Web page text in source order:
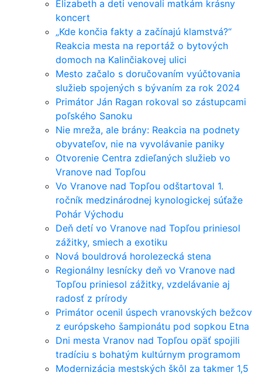
Elizabeth a deti venovali matkám krásny
koncert
„Kde končia fakty a začínajú klamstvá?“
Reakcia mesta na reportáž o bytových
domoch na Kalinčiakovej ulici
Mesto začalo s doručovaním vyúčtovania
služieb spojených s bývaním za rok 2024
Primátor Ján Ragan rokoval so zástupcami
poľského Sanoku
Nie mreža, ale brány: Reakcia na podnety
obyvateľov, nie na vyvolávanie paniky
Otvorenie Centra zdieľaných služieb vo
Vranove nad Topľou
Vo Vranove nad Topľou odštartoval 1.
ročník medzinárodnej kynologickej súťaže
Pohár Východu
Deň detí vo Vranove nad Topľou priniesol
zážitky, smiech a exotiku
Nová bouldrová horolezecká stena
Regionálny lesnícky deň vo Vranove nad
Topľou priniesol zážitky, vzdelávanie aj
radosť z prírody
Primátor ocenil úspech vranovských bežcov
z európskeho šampionátu pod sopkou Etna
Dni mesta Vranov nad Topľou opäť spojili
tradíciu s bohatým kultúrnym programom
Modernizácia mestských škôl za takmer 1,5